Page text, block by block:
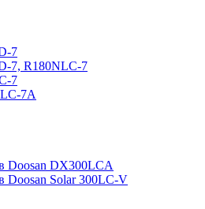
7
7, R180NLC-7
7
7A
Doosan DX300LCA
Doosan Solar 300LC-V